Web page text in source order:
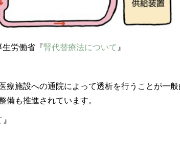
生労働省『腎代替療法について 』
療施設への通院によって透析を行うことが一
備も推進されています。
』